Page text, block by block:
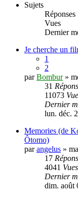
Sujets
Réponses
Vues
Dernier
Je cherche un
1
2
parBombur»
31
11073
Dernier
lun. déc.
Memories (de
Ôtomo)
parangelus »
17
4041 Vues
Dernier
dim. août